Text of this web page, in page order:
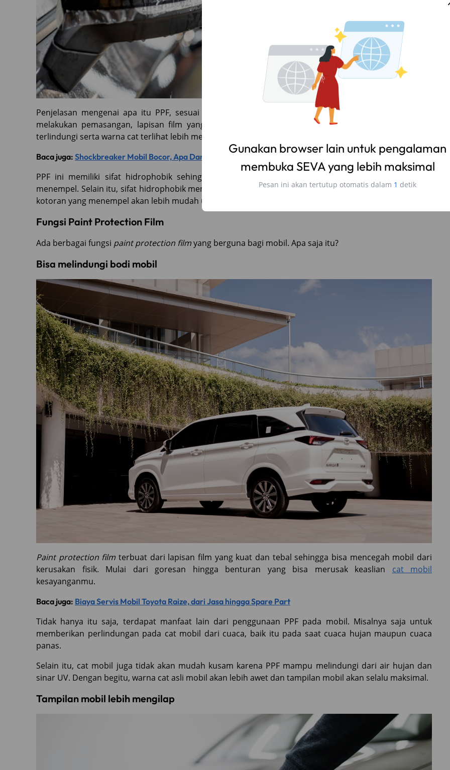
Penjelasan mengenai apa itu PPF, sesuai dengan namanya yaitu menggunakan lapisan film. Dalam
melakukan pemasangan, lapisan film yang elastis ini dilaminasi ke
bodi mobil
terlindungi serta warna cat terlihat lebih mengilap dan tidak mudah tergores.
Baca juga: Shockbreaker Mobil Bocor, Apa Dampak dan Bahayanya?
PPF ini memiliki sifat hidrophobik sehingga bisa melindungi cat mobil dari air dan kotoran yang
menempel. Selain itu, sifat hidrophobik membuat lapisan cat mobil seperti daun talas sehingga air atau
kotoran yang menempel akan lebih mudah untuk dibersihkan.
Fungsi Paint Protection Film
Ada berbagai fungsi paint protection filmyang berguna bagi mobil. Apa saja itu?
Bisa melindungi bodi mobil
Paint protection film terbuat dari lapisan film yang kuat dan tebal sehingga bisa mencegah mobil dari
kerusakan fisik. Mulai dari goresan hingga benturan yang bisa merusak keaslian cat mobil
kesayanganmu.
Baca juga: Biaya Servis Mobil Toyota Raize, dari Jasa hingga Spare Part
Tidak hanya itu saja, terdapat manfaat lain dari penggunaan PPF pada mobil. Misalnya saja untuk
memberikan perlindungan pada cat mobil dari cuaca, baik itu pada saat cuaca hujan maupun cuaca
panas.
Selain itu, cat mobil juga tidak akan mudah kusam karena PPF mampu melindungi dari air hujan dan
sinar UV. Dengan begitu, warna cat asli mobil akan lebih awet dan tampilan mobil akan selalu maksimal.
Tampilan mobil lebih mengilap